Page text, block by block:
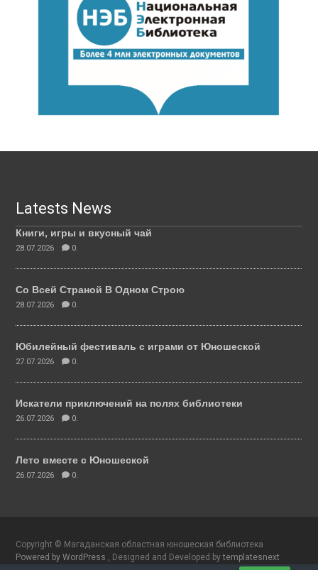
Latests News
Книги, игры и вкусный чай
28.07.2026 0.
Со Всей Страной В Одном Строю
28.07.2026 0.
Юбилейный фестиваль с играми от Юношеской
27.07.2026 0.
Искатели приключений на полях библиотеки
26.07.2026 0.
Лето вместе с Юношеской
26.07.2026 0.
Copyright © Магаданская областная юношеская библиотека
Powered by WordPress
, Designed and Developed bytemplatesnext